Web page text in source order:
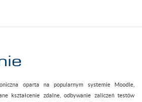
oparta na popularnym systemie Moodle,
kształcenie zdalne, odbywanie zaliczeń testów